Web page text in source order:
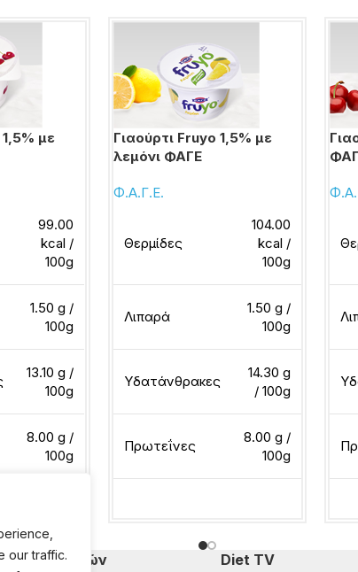
our traffic.
με
99.00
kcal /
100g
1.50 g /
100g
13.10 g /
100g
8.00 g /
100g
Γιαούρτι Fruyo 1,5% με
λεμόνι ΦΑΓΕ
Φ.Α.Γ.Ε.
Θερμίδες
104.00
kcal /
100g
Λιπαρά
1.50 g /
100g
Υδατάνθρακες
14.30 g
/ 100g
Πρωτεΐνες
8.00 g /
100g
Εκπομπών Diet TV